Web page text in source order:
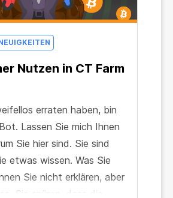
Nutzen in CT Farm
erraten haben, bin
Lassen Sie mich Ihnen
Sie hier sind. Sie sind
etwas wissen. Was Sie
Sie nicht erklären, aber
Sie spüren, dass die